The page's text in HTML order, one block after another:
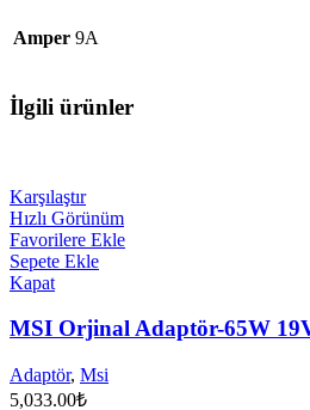
Amper 9A
İlgili ürünler
Karşılaştır
Hızlı Görünüm
Favorilere Ekle
Sepete Ekle
Kapat
MSI Orjinal Adaptör-65W
Adaptör, Msi
5,033.00₺